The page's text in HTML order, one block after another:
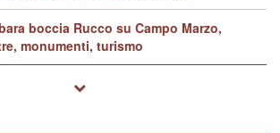
boccia Rucco su Campo Marzo,
monumenti, turismo